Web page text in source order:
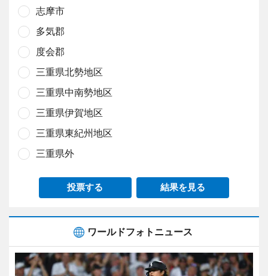
志摩市
多気郡
度会郡
三重県北勢地区
三重県中南勢地区
三重県伊賀地区
三重県東紀州地区
三重県外
投票する 結果を見る
ワールドフォトニュース